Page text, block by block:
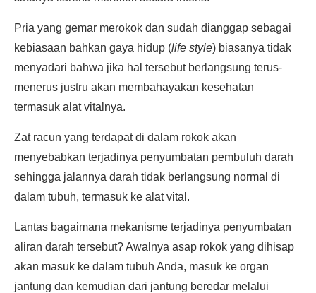
Pria yang gemar merokok dan sudah dianggap sebagai
kebiasaan bahkan gaya hidup (life style) biasanya tidak
menyadari bahwa jika hal tersebut berlangsung terus-
menerus justru akan membahayakan kesehatan
termasuk alat vitalnya.
Zat racun yang terdapat di dalam rokok akan
menyebabkan terjadinya penyumbatan pembuluh darah
sehingga jalannya darah tidak berlangsung normal di
dalam tubuh, termasuk ke alat vital.
Lantas bagaimana mekanisme terjadinya penyumbatan
aliran darah tersebut? Awalnya asap rokok yang dihisap
akan masuk ke dalam tubuh Anda, masuk ke organ
jantung dan kemudian dari jantung beredar melalui